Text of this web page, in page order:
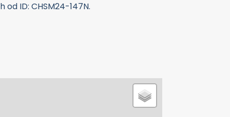
ID: CHSM24-147N.